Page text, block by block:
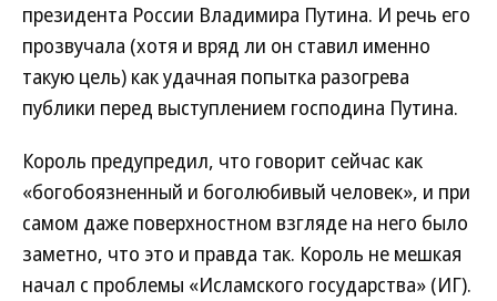
президента России Владимира Путина. И речь его
прозвучала (хотя и вряд ли он ставил именно
такую цель) как удачная попытка разогрева
публики перед выступлением господина Путина.
Король предупредил, что говорит сейчас как
«богобоязненный и боголюбивый человек», и при
самом даже поверхностном взгляде на него было
заметно, что это и правда так. Король не мешкая
начал с проблемы «Исламского государства» (ИГ).